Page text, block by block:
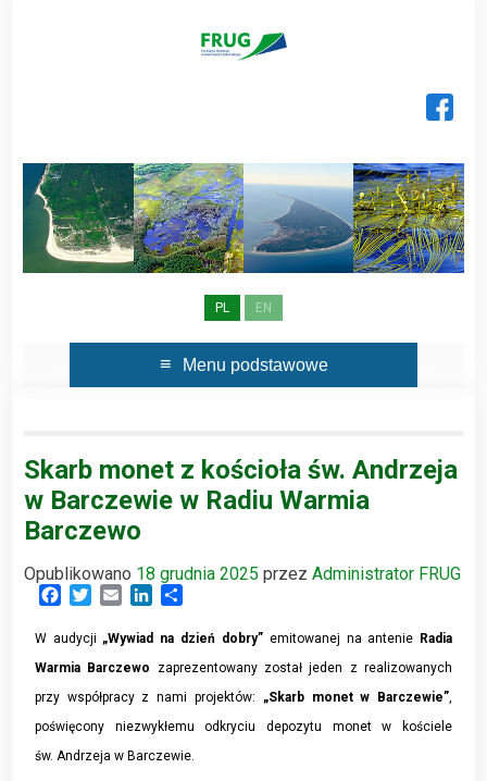
PL EN
Menu podstawowe
Skarb monet z kościoła św. Andrzeja
w Barczewie w Radiu Warmia
Barczewo
Opublikowano 18 grudnia 2025 przez Administrator FRUG
Facebook
TwitterEmail LinkedIn
W audycji „Wywiad na dzień dobry”emitowanej na antenie Radia
Warmia Barczewo zaprezentowany został jeden z realizowanych
przy współpracy z nami projektów: „Skarb monet w Barczewie”
poświęcony niezwykłemu odkryciu depozytu monet w kościele
św. Andrzeja w Barczewie.